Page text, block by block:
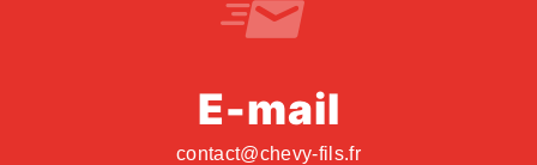
E-mail
contact@chevy-fils.fr